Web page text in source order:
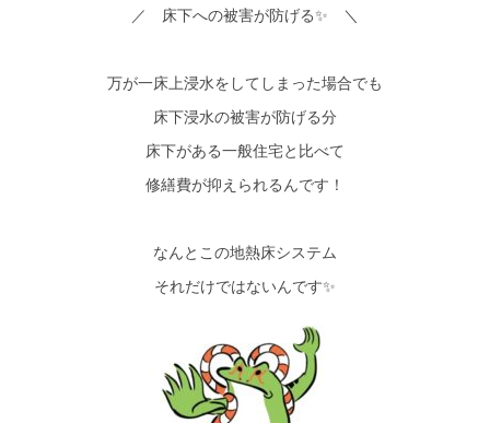
／ 床下への被害が防げる✨ ＼
万が一床上浸水をしてしまった場合でも
床下浸水の被害が防げる分
床下がある一般住宅と比べて
修繕費が抑えられるんです！
なんとこの地熱床システム
それだけではないんです✨